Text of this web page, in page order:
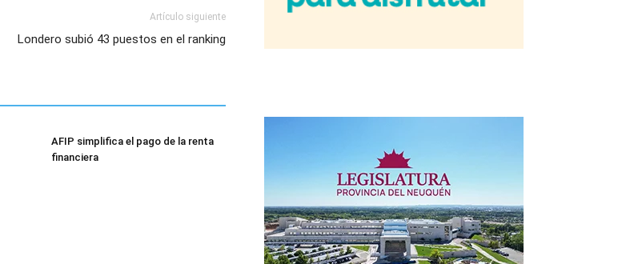
Artículo siguiente
Londero subió 43 puestos en el ranking
AFIP simplifica el pago de la renta
financiera